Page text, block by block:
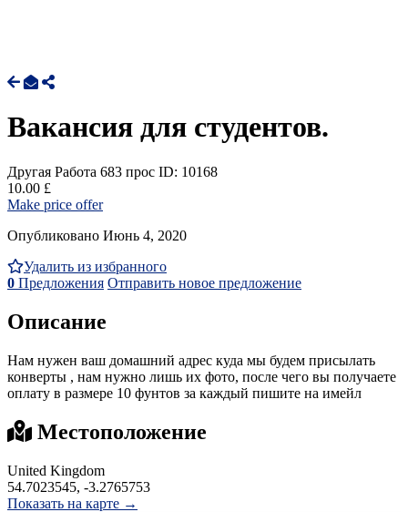
Вакансия для студентов.
Другая Работа 683 прос ID: 10168
10.00 £
Make price offer
Опубликовано Июнь 4, 2020
Удалить из избранного
0 Предложения Отправить новое предложение
Описание
Нам нужен ваш домашний адрес куда мы будем присылать
конверты , нам нужно лишь их фото, после чего вы получаете
оплату в размере 10 фунтов за каждый пишите на имейл
Местоположение
United Kingdom
54.7023545, -3.2765753
Показать на карте →